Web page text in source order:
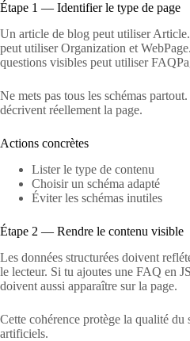
Étape 1 — Identifier le type de page
Un article de blog peut utiliser
peut utiliser Organization et
questions visibles peut utiliser
Ne mets pas tous les schémas
décrivent réellement la page.
Actions concrètes
Lister le type de contenu
Choisir un schéma adapté
Éviter les schémas inutiles
Étape 2 — Rendre le contenu visible
Les données structurées doivent
le lecteur. Si tu ajoutes une FAQ en
doivent aussi apparaître sur la page.
Cette cohérence protège la qualité du
artificiels.